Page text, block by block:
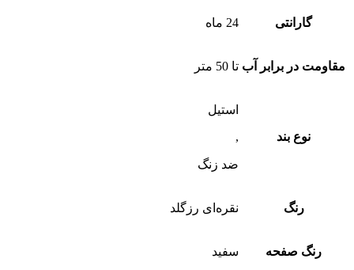
گارانتی 24 ماه
مقاومت در برابر آب تا 50 متر
نوع بند
استیل
,
ضد زنگ
رنگ نقره‌ای رزگلد
رنگ صفحه سفید